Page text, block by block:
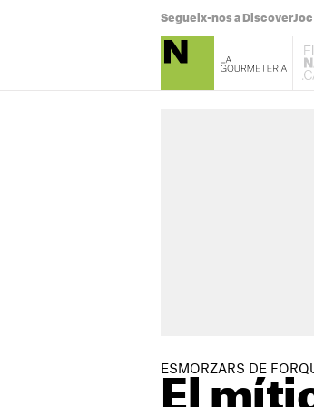
Segueix-nos a DiscoverJoc
ESMORZARS DE
El